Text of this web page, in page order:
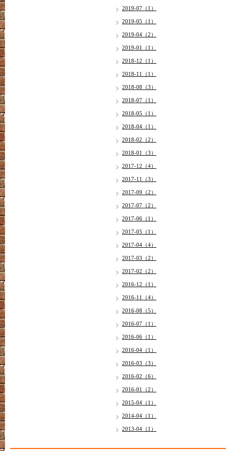
2019-07（1）
2019-05（1）
2019-04（2）
2019-01（1）
2018-12（1）
2018-11（1）
2018-08（3）
2018-07（1）
2018-05（1）
2018-04（1）
2018-02（2）
2018-01（3）
2017-12（4）
2017-11（3）
2017-09（2）
2017-07（2）
2017-06（1）
2017-05（1）
2017-04（4）
2017-03（2）
2017-02（2）
2016-12（1）
2016-11（4）
2016-08（5）
2016-07（1）
2016-06（1）
2016-04（1）
2016-03（3）
2016-02（6）
2016-01（2）
2015-04（1）
2014-04（1）
2013-04（1）